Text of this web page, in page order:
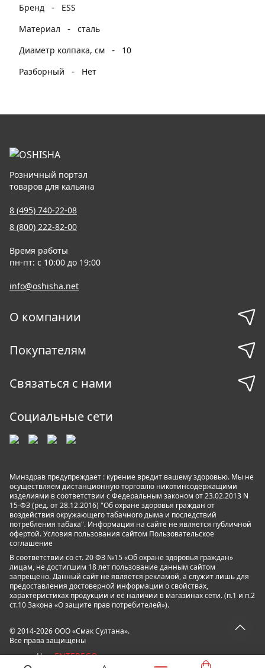
Бренд
-
ESS
Материал
- сталь
Диаметр колпака, см
-
10
Разборный
- Нет
Розничный портал
товаров для кальяна
8 (495) 740-22-08
8 (800) 222-82-00
Время работы
пн-пт: с 10:00 до 19:00
info@oshisha.net
О компании
Покупателям
Связаться с нами
Социальные сети
Минздрав предупреждает : курение вредит вашему здоровью. Мы не
осуществляем дистанционную торговлю никотинсодержащими
изделиями в соответствии с Федеральным законом от 23.02.2013 N
15-ФЗ (ред. от 28.12.2016) "Об охране здоровья граждан от
воздействия окружающего табачного дыма и последствий
потребления табака". Информация на сайте не является публичной
офертой. Условия пользования сайтом Пользовательское
соглашение
В соответствии со ст. 20 ФЗ №15 «Об охране здоровья граждан»
лицам, не достигшим 18 лет пользование данным сайтом
запрещено. Данный сайт не является рекламой, а служит лишь для
предоставления достоверной информации о свойствах,
характеристиках продукции и её наличии в магазинах сети. (п.1 и п.2
ст.10 Закона «О защите прав потребителей»).
© 2014-2026 ООО «Смак Султана».
Все права защищены
powered by ENTEREGO